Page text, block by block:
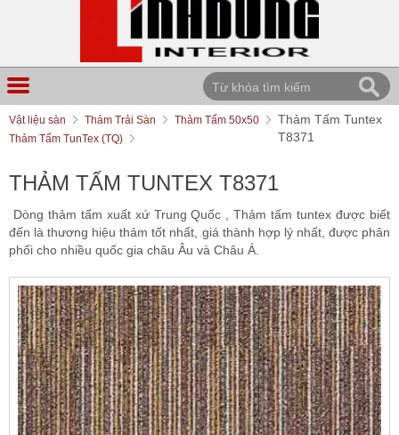
Vật liệu sàn Thảm Trải Sàn
Thảm Tấm 50x50
Thảm Tấm TunTex (TQ)
Thảm Tấm Tuntex
T8371
THẢM TẤM TUNTEX T8371
Dòng thảm tấm xuất xứ Trung Quốc , Thảm tấm tuntex được biết
đến là thương hiệu thảm tốt nhất, giá thành hợp lý nhất, được phân
phối cho nhiều quốc gia châu Âu và Châu Á.